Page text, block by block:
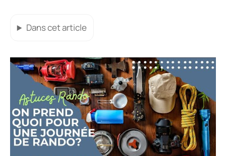
Dans cet article